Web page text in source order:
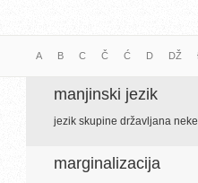
A B C Č Ć D DŽ
manjinski jezik
jezik skupine državljana
marginalizacija